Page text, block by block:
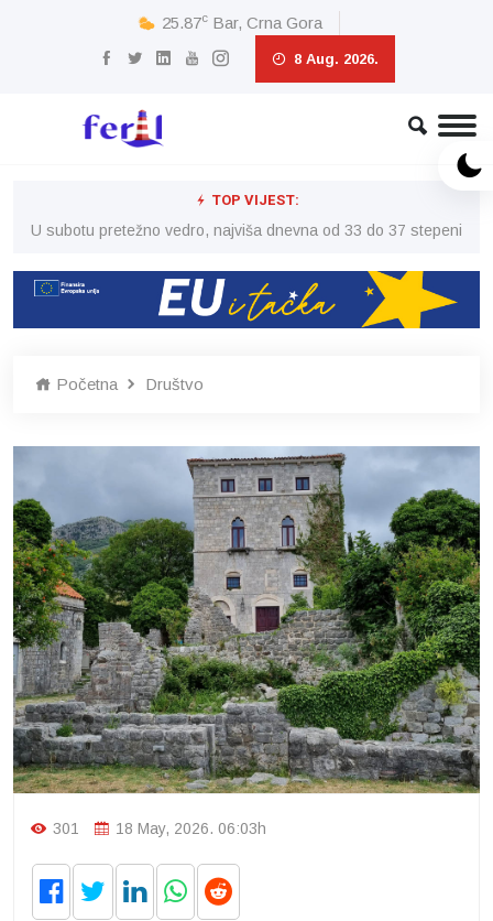
25.87c Bar, Crna Gora
8 Aug. 2026.
TOP VIJEST:
U subotu pretežno vedro, najviša dnevna od 33 do 37 stepeni
Početna Društvo
301 18 May, 2026. 06:03h